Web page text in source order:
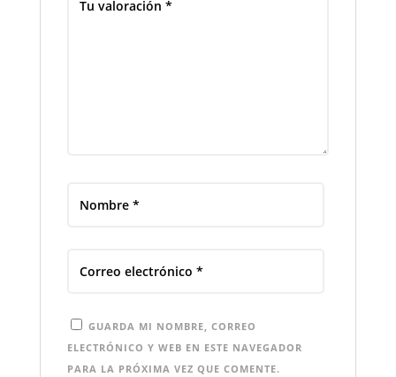
GUARDA MI NOMBRE, CORREO
ELECTRÓNICO Y WEB EN ESTE NAVEGADOR
PARA LA PRÓXIMA VEZ QUE COMENTE.